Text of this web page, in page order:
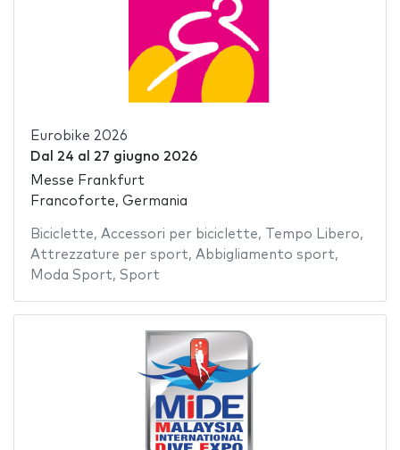
Eurobike 2026
Dal 24 al 27 giugno 2026
Messe Frankfurt
Francoforte, Germania
Biciclette, Accessori per biciclette, Tempo Libero,
Attrezzature per sport, Abbigliamento sport,
Moda Sport, Sport